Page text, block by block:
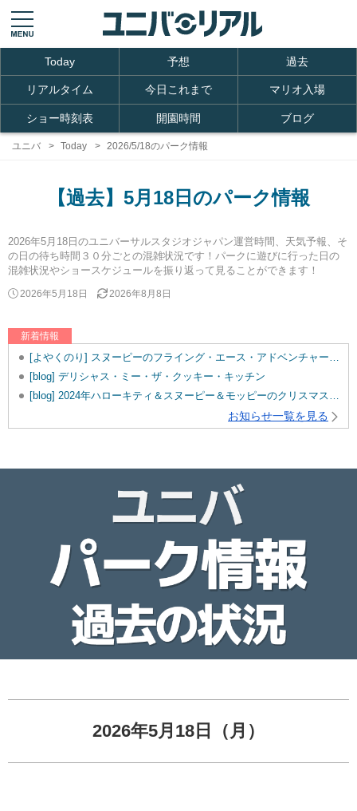
Today 予想 過去
リアルタイム 今日これまで マリオ入場
ショー時刻表 開園時間 ブログ
ユニバ Today 2026/5/18のパーク情報
【過去】5月18日のパーク情報
2026年5月18日のユニバーサルスタジオジャパン運営時間、天気予報、そ
の日の待ち時間３０分ごとの混雑状況です！パークに遊びに行った日の
混雑状況やショースケジュールを振り返って見ることができます！
2026年5月18日 2026年8月8日
新着情報
[よやくのり] スヌーピーのフライング・エース・アドベンチャーを追加しました。
[blog] デリシャス・ミー・ザ・クッキー・キッチン
[blog] 2024年ハローキティ＆スヌーピー＆モッピーのクリスマスグッズ♡
お知らせ一覧を見る
2026年5月18日（月）